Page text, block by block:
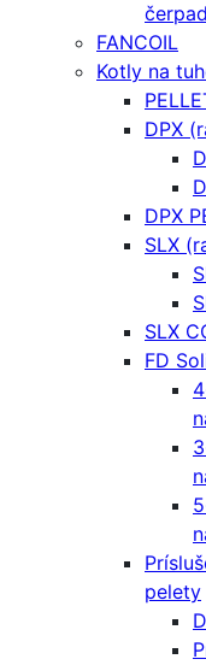
FANCOIL
Kotly na
DPX
DPX
SLX
SLX
FD
pelety